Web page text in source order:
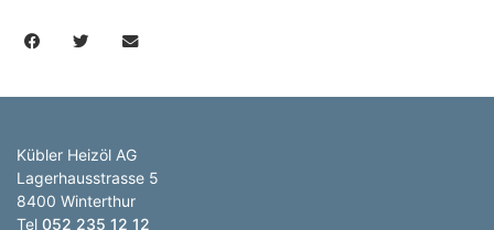
Kübler Heizöl AG
Lagerhausstrasse 5
8400 Winterthur
Tel 052 235 12 12